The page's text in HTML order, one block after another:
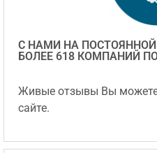
С НАМИ НА
БОЛЕЕ 618 КОМПАНИЙ
Живые отзывы Вы
сайте.